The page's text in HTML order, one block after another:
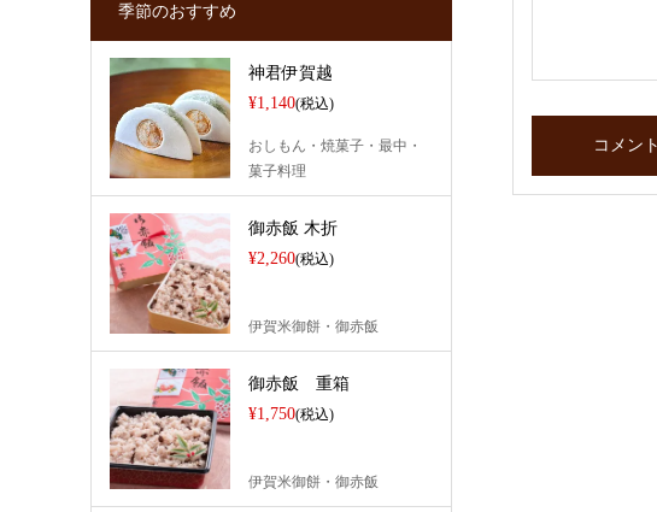
季節のおすすめ
神君伊賀越
¥1,140(税込)
おしもん・焼菓子・最中・
菓子料理
御赤飯 木折
¥2,260(税込)
伊賀米御餅・御赤飯
御赤飯 重箱
¥1,750(税込)
伊賀米御餅・御赤飯